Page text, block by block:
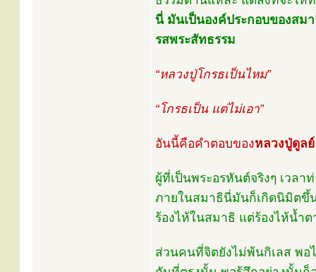
นี่ มันเป็นองค์ประกอบของสม
รสพระสัทธรรม
“หลวงปู่โกรธเป็นไหม”
“โกรธเป็น แต่ไม่เอา”
อันนี้คือคำตอบของหลวงปู่ดูลย์
ผู้ที่เป็นพระอรหันต์จริงๆ เวล
ภายในสมาธินี่มันก็เกิดนิมิตขึ้
ร้องไห้ในสมาธิ แต่ร้องไห้น้ำต
ส่วนคนที่จิตยังไม่พ้นกิเลส พอ